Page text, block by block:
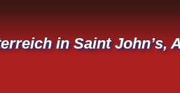
in Saint John’s,